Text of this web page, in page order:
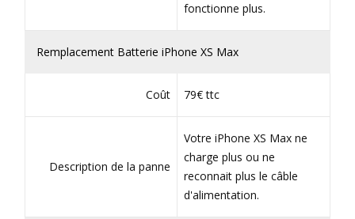
fonctionne plus.
Remplacement Batterie iPhone XS Max
Coût 79€ ttc
Description de la panne
Votre iPhone XS Max ne
charge plus ou ne
reconnait plus le câble
d'alimentation.